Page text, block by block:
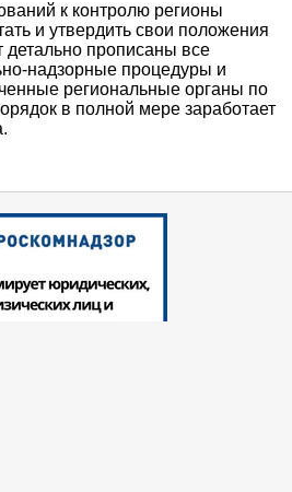
к контролю регионы
и утвердить свои положения
детально прописаны все
надзорные процедуры и
региональные органы по
в полной мере заработает